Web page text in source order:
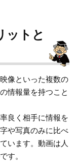
ットと
像といった複数の
情報量を持つこと
良く相手に情報を
や写真のみに比べ
います。動画は人
す。